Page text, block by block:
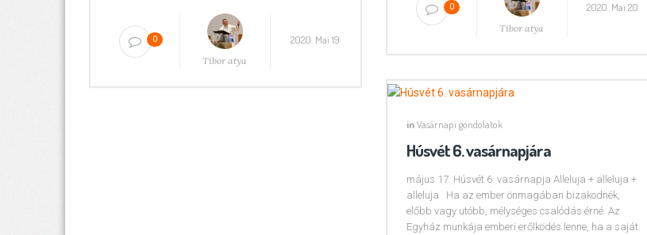
0
Tibor atya
2020. Mai 20
0
Tibor atya
2020. Mai 19
inVasárnapi gondolatok
Húsvét 6. vasárnapjára
május 17. Húsvét 6. vasárnapja Alleluja + alleluja +
alleluja Ha az ember önmagában bizakodnék,
előbb vagy utóbb, mélységes csalódás érné. Az
Egyház munkája emberi erőlködés lenne, ha a saját